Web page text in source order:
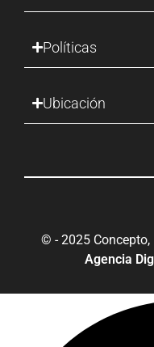
Políticas
Ubicación
© - 2025
Agencia